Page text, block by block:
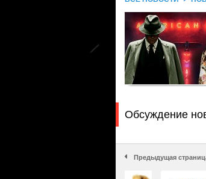
Обсуждение
Предыдущая